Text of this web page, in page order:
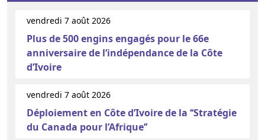
vendredi 7 août 2026
Plus de 500 engins engagés pour le 66e
anniversaire de l’indépendance de la Côte
d’Ivoire
vendredi 7 août 2026
Déploiement en Côte d’Ivoire de la ‘‘Stratégie
du Canada pour l’Afrique’’